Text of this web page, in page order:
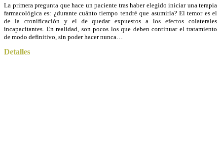
La primera pregunta que hace un paciente tras haber elegido iniciar una terapia
farmacológica es: ¿durante cuánto tiempo tendré que asumirla? El temor es el
de la cronificación y el de quedar expuestos a los efectos colaterales
incapacitantes. En realidad, son pocos los que deben continuar el tratamiento
de modo definitivo, sin poder hacer nunca…
Detalles